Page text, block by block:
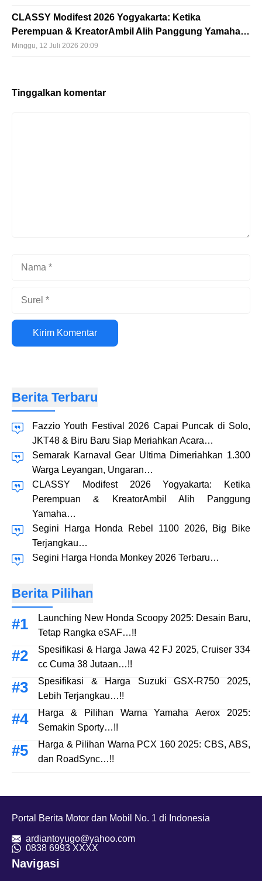
CLASSY Modifest 2026 Yogyakarta: Ketika
Perempuan & KreatorAmbil Alih Panggung Yamaha…
Minggu, 12 Juli 2026 20:09
Tinggalkan komentar
Situs
web
Berita Terbaru
Fazzio Youth Festival 2026 Capai Puncak di Solo,
JKT48 & Biru Baru Siap Meriahkan Acara…
Semarak Karnaval Gear Ultima Dimeriahkan 1.300
Warga Leyangan, Ungaran…
CLASSY Modifest 2026 Yogyakarta: Ketika
Perempuan & KreatorAmbil Alih Panggung
Yamaha…
Segini Harga Honda Rebel 1100 2026, Big Bike
Terjangkau…
Segini Harga Honda Monkey 2026 Terbaru…
Berita Pilihan
Launching New Honda Scoopy 2025: Desain Baru,
Tetap Rangka eSAF…!!
Spesifikasi & Harga Jawa 42 FJ 2025, Cruiser 334
cc Cuma 38 Jutaan…!!
Spesifikasi & Harga Suzuki GSX-R750 2025,
Lebih Terjangkau…!!
Harga & Pilihan Warna Yamaha Aerox 2025:
Semakin Sporty…!!
Harga & Pilihan Warna PCX 160 2025: CBS, ABS,
dan RoadSync…!!
Portal Berita Motor dan Mobil No. 1 di Indonesia
ardiantoyugo@yahoo.com
0838 6993 XXXX
Navigasi